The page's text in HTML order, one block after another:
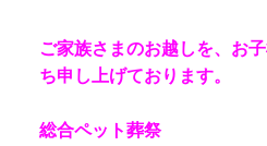
ご家族さまのお越しを、お
ち申し上げております。
総合ペット葬祭